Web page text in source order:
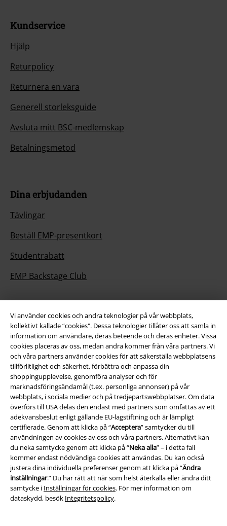
Vi använder cookies och andra teknologier på vår webbplats,
kollektivt kallade “cookies". Dessa teknologier tillåter oss att samla in
information om användare, deras beteende och deras enheter. Vissa
cookies placeras av oss, medan andra kommer från våra partners. Vi
och våra partners använder cookies för att säkerställa webbplatsens
tillförlitlighet och säkerhet, förbättra och anpassa din
shoppingupplevelse, genomföra analyser och för
marknadsföringsändamål (t.ex. personliga annonser) på vår
webbplats, i sociala medier och på tredjepartswebbplatser. Om data
överförs till USA delas den endast med partners som omfattas av ett
adekvansbeslut enligt gällande EU-lagstiftning och är lämpligt
certifierade. Genom att klicka på “Acceptera” samtycker du till
användningen av cookies av oss och våra partners. Alternativt kan
du neka samtycke genom att klicka på “Neka alla” – i detta fall
kommer endast nödvändiga cookies att användas. Du kan också
justera dina individuella preferenser genom att klicka på “Ändra
inställningar.” Du har rätt att när som helst återkalla eller ändra ditt
samtycke i Inställningar för cookies. För mer information om
dataskydd, besök Integritetspolicy.
Kundservice
Hjälp
Returpolicy
Returnera en vara
Generell storleksguide
Avsluta mitt BSC-medlemskap
Betalningsmetod
Dina erbjudanden
Tävlingar
Beställ EMP-presentkort
Studentrabatt
EMP Backstage Club
Om EMP
Partner-program
Hållbarhet
Bli en del av gemenskapen!